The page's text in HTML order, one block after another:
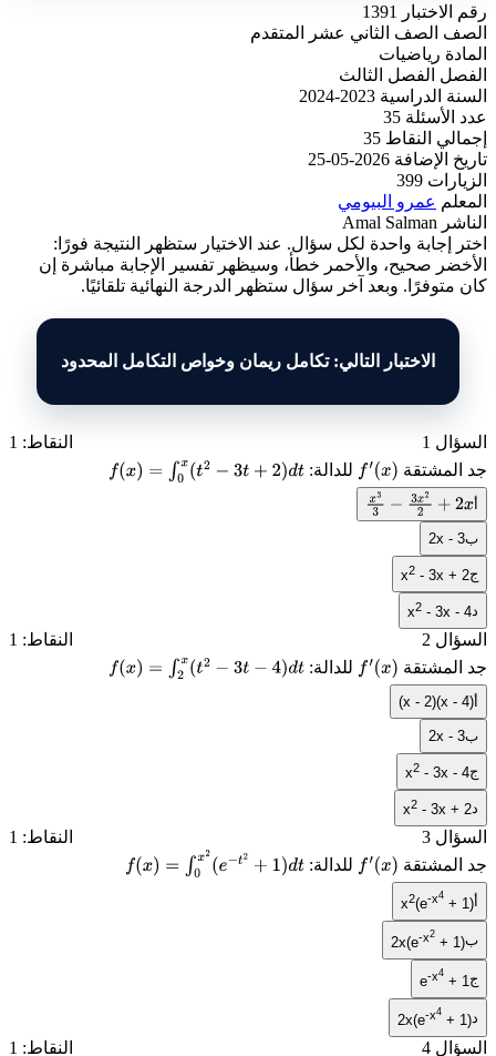
رقم الاختبار
1391
الصف
الصف الثاني عشر المتقدم
المادة رياضيات
الفصل
الفصل الثالث
السنة الدراسية 2023-2024
عدد الأسئلة 35
إجمالي النقاط 35
تاريخ الإضافة 2026-05-25
الزيارات 399
المعلم
عمرو البيومي
الناشر Amal Salman
اختر إجابة واحدة لكل سؤال. عند الاختيار ستظهر النتيجة فورًا:
الأخضر صحيح، والأحمر خطأ، وسيظهر تفسير الإجابة مباشرة إن
كان متوفرًا. وبعد آخر سؤال ستظهر الدرجة النهائية تلقائيًا.
الاختبار التالي: تكامل ريمان وخواص التكامل المحدود
السؤال 1
النقاط: 1
جد المشتقة
f (x) للدالة: f (x)= ∫0 x(t2 −3 +2 )dt
x3 3− 3x22 +2x
ب2x - 3
ج x2 - 3x + 2
x2 - 3x - 4
السؤال 2
النقاط: 1
جد المشتقة
f (x) للدالة: f (x)= ∫2 x(t2 −3 )dt
(x - 2)(x - 4)
ب2x - 3
ج x2 - 3x - 4
x2 - 3x + 2
السؤال 3
النقاط: 1
جد المشتقة
f (x) للدالة: f(x)=∫0 x2( −t2 d
x2(e-x + 1)
ب 2x(e-x + 1)
ج e-x + 1
2x(e-x + 1)
السؤال 4 النقاط: 1